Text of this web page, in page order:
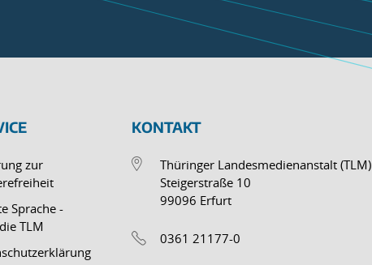
zur
Sprache -
TLM
KONTAKT
Thüringer Landesmedienanstalt (TLM)
Steigerstraße 10
99096 Erfurt
0361 21177-0